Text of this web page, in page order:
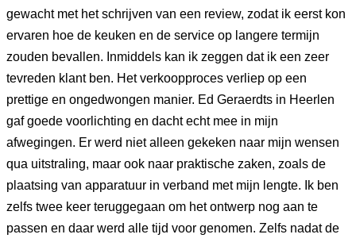
gewacht met het schrijven van een review, zodat ik eerst kon
ervaren hoe de keuken en de service op langere termijn
zouden bevallen. Inmiddels kan ik zeggen dat ik een zeer
tevreden klant ben. Het verkoopproces verliep op een
prettige en ongedwongen manier. Ed Geraerdts in Heerlen
gaf goede voorlichting en dacht echt mee in mijn
afwegingen. Er werd niet alleen gekeken naar mijn wensen
qua uitstraling, maar ook naar praktische zaken, zoals de
plaatsing van apparatuur in verband met mijn lengte. Ik ben
zelfs twee keer teruggegaan om het ontwerp nog aan te
passen en daar werd alle tijd voor genomen. Zelfs nadat de